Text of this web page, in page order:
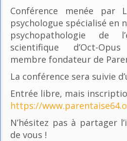
Conférence menée par
psychologue spécialisé en
psychopathologie de
scientifique d’Oct-
membre fondateur de
La conférence sera suivie
Entrée libre, mais
https://
N’hésitez pas à partager
de vous !